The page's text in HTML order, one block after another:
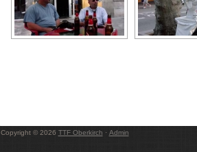
Copyright © 2026 TTF Oberkirch · Admin